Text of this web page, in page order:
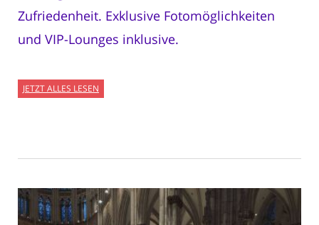
Zufriedenheit. Exklusive Fotomöglichkeiten
und VIP-Lounges inklusive.
JETZT ALLES LESEN